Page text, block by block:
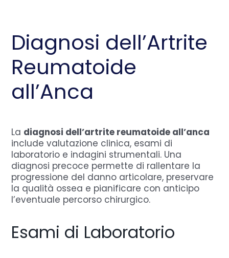
Diagnosi dell’Artrite
Reumatoide
all’Anca
La diagnosi dell’artrite reumatoide all’anca
include valutazione clinica, esami di
laboratorio e indagini strumentali. Una
diagnosi precoce permette di rallentare la
progressione del danno articolare, preservare
la qualità ossea e pianificare con anticipo
l’eventuale percorso chirurgico.
Esami di Laboratorio